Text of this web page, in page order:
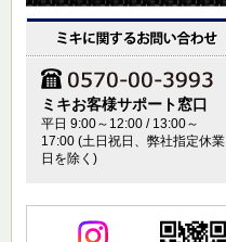
ミキお客様サポート窓口
平日 9:00～12:00 / 13:00～
17:00 (土日祝日、弊社指定休業
日を除く)